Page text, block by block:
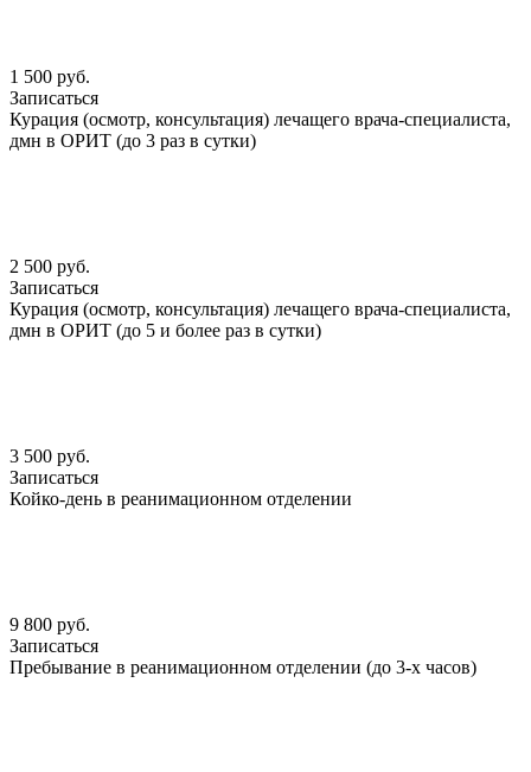
1 500 руб.
Записаться
Курация (осмотр, консультация) лечащего врача-специалиста,
дмн в ОРИТ (до 3 раз в сутки)
2 500 руб.
Записаться
Курация (осмотр, консультация) лечащего врача-специалиста,
дмн в ОРИТ (до 5 и более раз в сутки)
3 500 руб.
Записаться
Койко-день в реанимационном отделении
9 800 руб.
Записаться
Пребывание в реанимационном отделении (до 3-х часов)